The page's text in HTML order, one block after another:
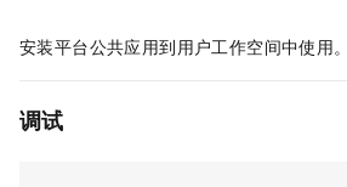
安装平台公共应用到用户工作空间中使用。
调试